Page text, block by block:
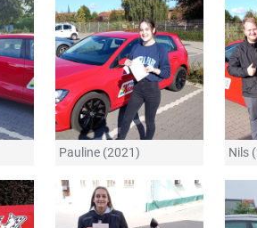
Pauline (2021) Nils